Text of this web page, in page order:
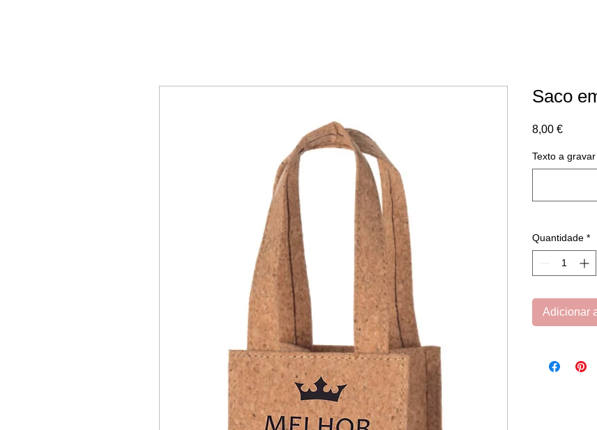
Saco
8,00 €Preço
Texto a
Quantidade *
Adicionar